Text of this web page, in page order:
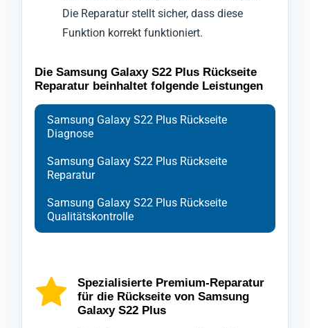
Die Reparatur stellt sicher, dass diese
Funktion korrekt funktioniert.
Die Samsung Galaxy S22 Plus Rückseite
Reparatur beinhaltet folgende Leistungen
Samsung Galaxy S22 Plus Rückseite
Diagnose
Samsung Galaxy S22 Plus Rückseite
Reparatur
Samsung Galaxy S22 Plus Rückseite
Qualitätskontrolle
wir auf fortschrittliche Technologien, um die
genaue Ursache der Beschädigungen am
Hinterdeckel zu ermitteln.
geschützt und ausschließlich mit
spezialisierten Werkzeugen geöffnet, um
den bestmöglichen Schutz zu
abschließende Kontrolle durch unsere
Qualitätsabteilung, die das Rückgehäuse
Ihres Mobilgeräts Samsung Galaxy S22
Spezialisierte Premium-Reparatur
für die Rückseite von Samsung
Galaxy S22 Plus